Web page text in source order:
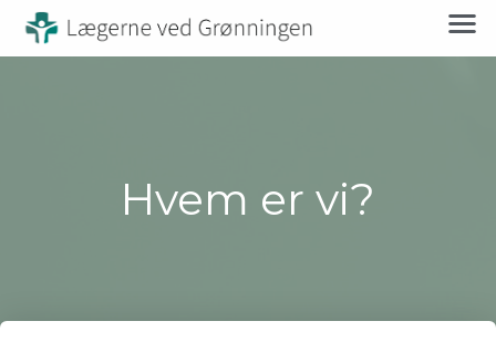
Hvem er vi?